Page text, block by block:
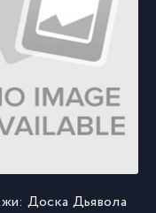
Доска Дьявола